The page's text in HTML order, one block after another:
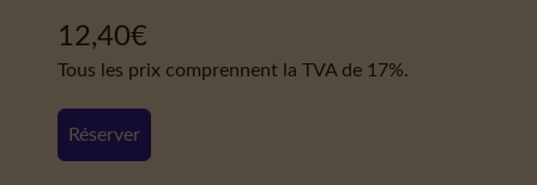
12,40€
Tous les prix comprennent la TVA de 17%.
Réserver